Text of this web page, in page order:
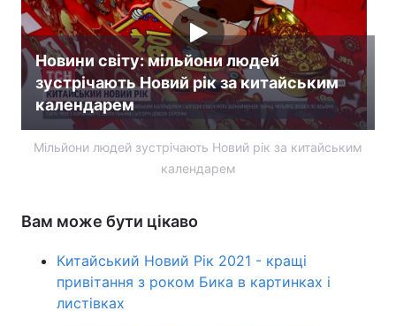
Новини світу: мільйони людей
зустрічають Новий рік за китайським
календарем
Мільйони людей зустрічають Новий рік за китайським
календарем
Вам може бути цікаво
Китайський Новий Рік 2021 - кращі
привітання з роком Бика в картинках і
листівках